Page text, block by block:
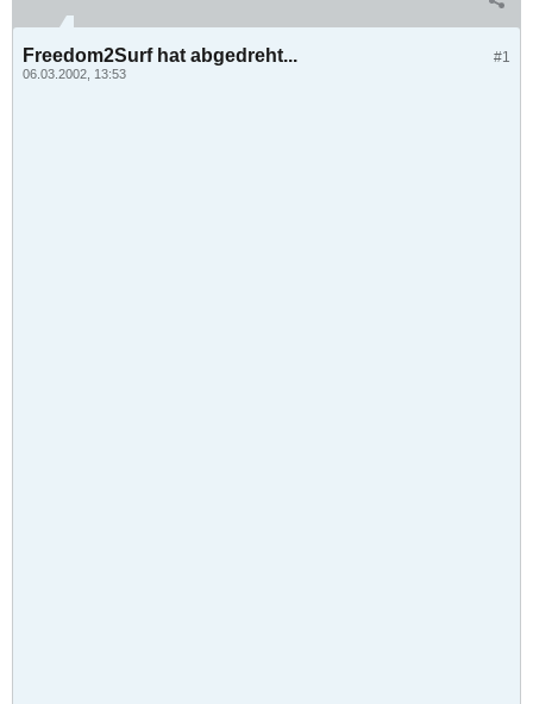
#1
Freedom2Surf hat abgedreht...
06.03.2002, 13:53